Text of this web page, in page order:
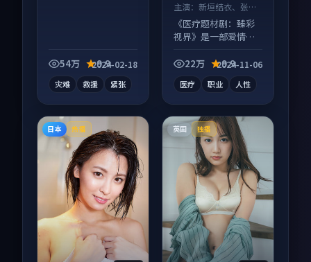
54万 9.9
2024-02-18
灾难 救援 紧张
主演：新垣结衣、张子
枫 等
《医疗题材剧：臻彩
视界》是一部爱情向
续发酵，适合周末一
22万 9.9
2024-11-06
医疗 职业 人性
日本 热播 英国 独播